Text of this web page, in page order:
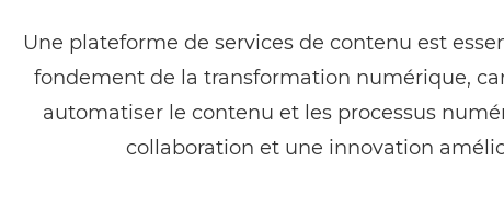
Une plateforme de services de contenu est
fondement de la transformation numérique,
automatiser le contenu et les processus
collaboration et une innovation